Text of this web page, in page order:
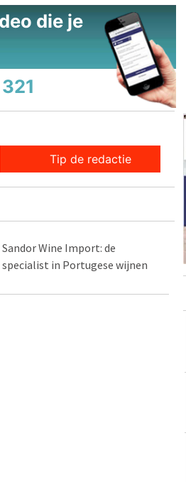
die je
Tip de redactie
Sandor Wine Import: de
specialist in Portugese wijnen